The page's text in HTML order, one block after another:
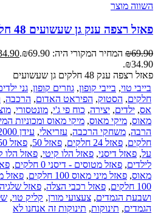
השווה מוצר
פאזל רצפה ענק גן שעשועים 48 חלקים
₪69.90 המחיר המקורי היה: ₪69.90.
₪34.90.
פאזל רצפה ענק 48 חלקים גן שעשועים
בייבי טוי, בייבי קופון, גוזרים קופון, גני
חלקים, הסטוק, הפיראט האדום, הרכבה,
אס, ילדים, יצירה, כוח פי ג'י, מונטסורי,
מאוס, מיקי מאוס, מיקי מאוס ומכוניות
הרבה, משחקי הרכבה, עזריאלי, עידן 2000
חלקים, פאזל 24 חלקים , פאזל 50 , פאזל 50 חלקים
על, פאזל דיסני, פאזל הלו קיטי, פאזל הלו קיטי
לילדים, פאזל מטוסים - דיסני 0 חלקים ,
מאוס, פאזל מיני מאוס 100 חלקים , פאזל
100 חלקים
, פאזל רכבי הצלה, פאזל שלגיה 100 חלקים
ושבעת הגמדים, צעצועי מורן, קליק טוי,
הגמדים, תינוקות, תינוקות זה אנחנו לא